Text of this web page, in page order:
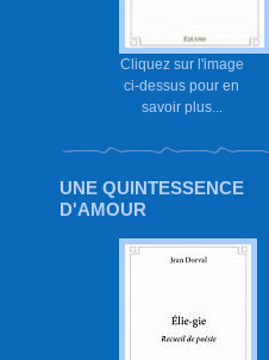
Cliquez sur l'image
ci-dessus pour en
savoir plus...
UNE QUINTESSENCE
D'AMOUR